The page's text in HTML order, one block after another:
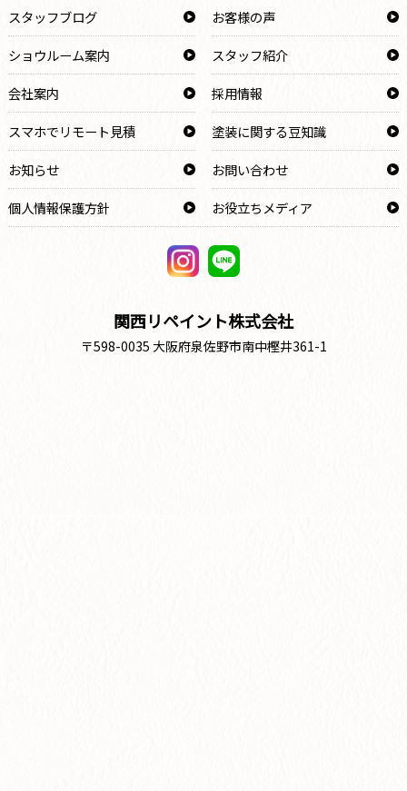
スタッフブログ
お客様の声
ショウルーム案内
スタッフ紹介
会社案内
採用情報
スマホでリモート見積
塗装に関する豆知識
お知らせ
お問い合わせ
個人情報保護方針
お役立ちメディア
関西リペイント株式会社
〒598-0035 大阪府泉佐野市南中樫井361-1